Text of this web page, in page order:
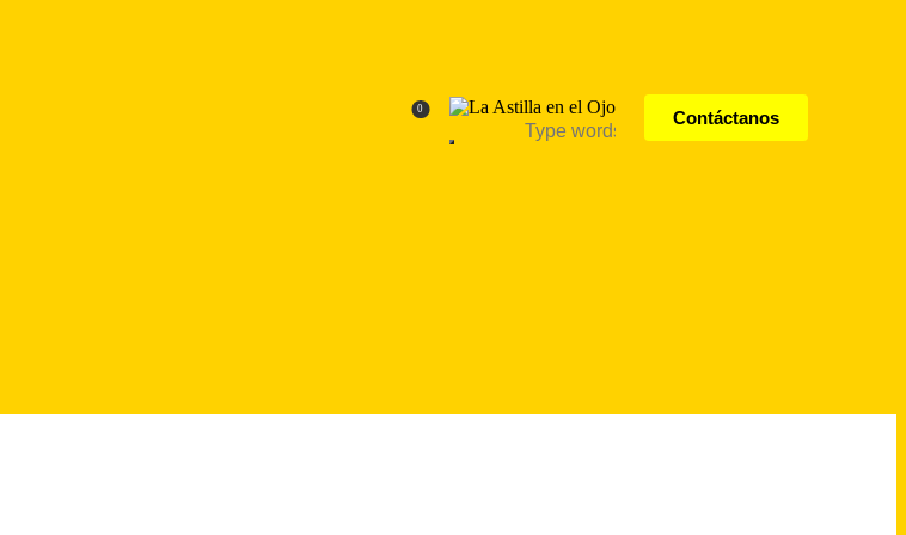
0 Contáctanos